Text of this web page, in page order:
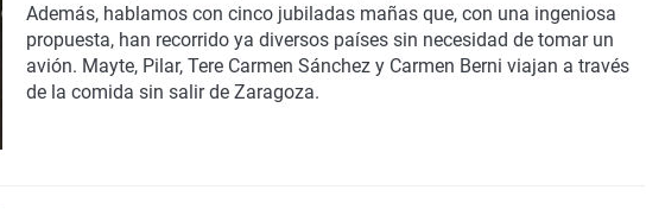
Además, hablamos con cinco jubiladas mañas que, con una ingeniosa
propuesta, han recorrido ya diversos países sin necesidad de tomar un
avión. Mayte, Pilar, Tere Carmen Sánchez y Carmen Berni viajan a través
de la comida sin salir de Zaragoza.